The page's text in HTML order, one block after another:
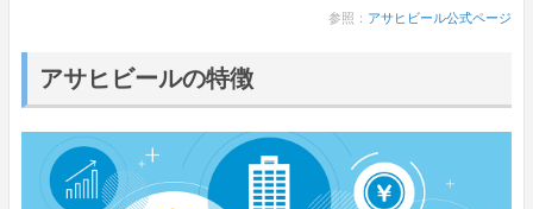
参照： アサヒビール公式ページ
アサヒビールの特徴